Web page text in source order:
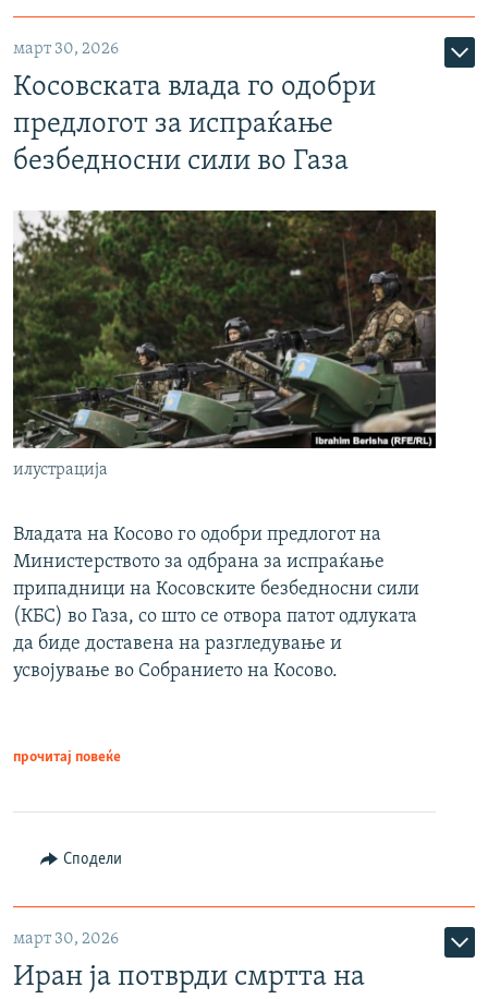
март 30, 2026
Косовската влада го одобри
предлогот за испраќање
безбедносни сили во Газа
илустрација
Владата на Косово го одобри предлогот на
Министерството за одбрана за испраќање
припадници на Косовските безбедносни сили
(КБС) во Газа, со што се отвора патот одлуката
да биде доставена на разгледување и
усвојување во Собранието на Косово.
прочитај повеќе
Сподели
март 30, 2026
Иран ја потврди смртта на